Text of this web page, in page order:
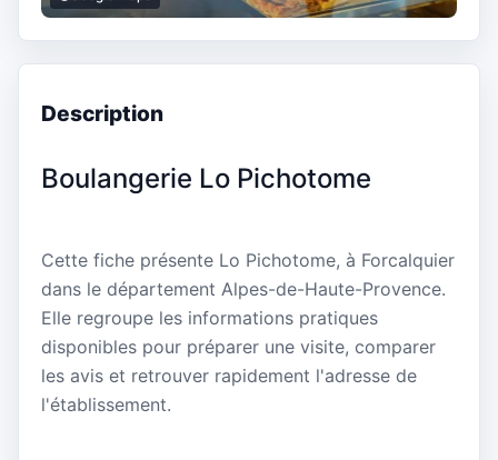
Description
Boulangerie Lo Pichotome
Cette fiche présente Lo Pichotome, à Forcalquier
dans le département Alpes-de-Haute-Provence.
Elle regroupe les informations pratiques
disponibles pour préparer une visite, comparer
les avis et retrouver rapidement l'adresse de
l'établissement.